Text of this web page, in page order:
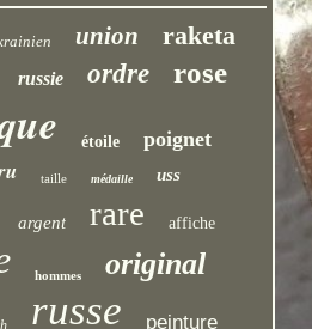
union raketa
russie ordre rose
étoile poignet
taille médaille uss
argent rare affiche
hommes original
russe peinture